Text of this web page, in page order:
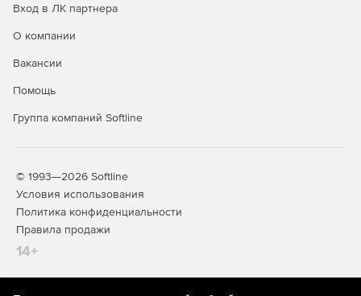
Вход в ЛК партнера
О компании
Вакансии
Помощь
Группа компаний Softline
© 1993—2026 Softline
Условия использования
Политика конфиденциальности
Правила продажи
14+